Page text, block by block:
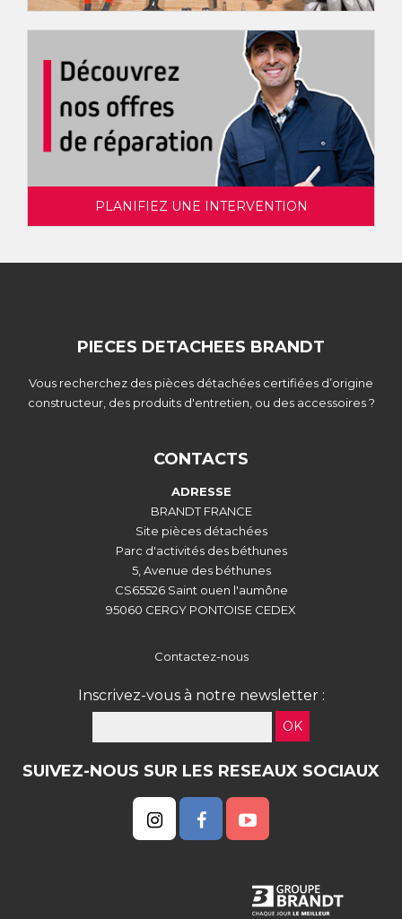
PLANIFIEZ UNE INTERVENTION
PIECES DETACHEES BRANDT
Vous recherchez des pièces détachées certifiées d’origine
constructeur, des produits d'entretien, ou des accessoires ?
CONTACTS
ADRESSE
BRANDT FRANCE
Site pièces détachées
Parc d'activités des béthunes
5, Avenue des béthunes
CS65526 Saint ouen l'aumône
95060 CERGY PONTOISE CEDEX
Contactez-nous
Inscrivez-vous à notre newsletter :
OK
SUIVEZ-NOUS SUR LES RESEAUX SOCIAUX